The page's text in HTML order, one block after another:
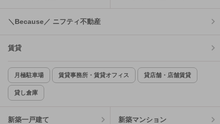
＼Because／ ニフティ不動産
賃貸
月極駐車場 賃貸事務所・賃貸オフィス 貸店舗・店舗賃貸
貸し倉庫
新築一戸建て 新築マンション